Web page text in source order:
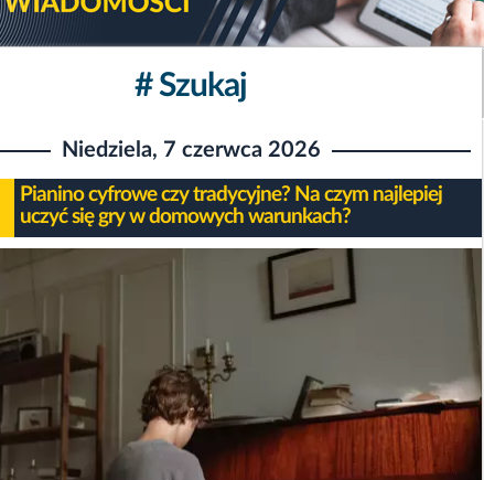
# Szukaj
Niedziela, 7 czerwca 2026
Pianino cyfrowe czy tradycyjne? Na czym najlepiej
uczyć się gry w domowych warunkach?